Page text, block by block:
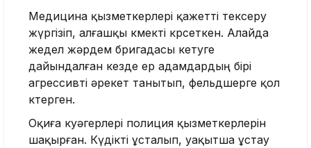
Медицина қызметкерлері қажетті тексеру
жүргізіп, алғашқы көмекті көрсеткен. Алайда
жедел жәрдем бригадасы кетуге
дайындалған кезде ер адамдардың бірі
агрессивті әрекет танытып, фельдшерге қол
көтерген.
Оқиға куәгерлері полиция қызметкерлерін
шақырған. Күдікті ұсталып, уақытша ұстау